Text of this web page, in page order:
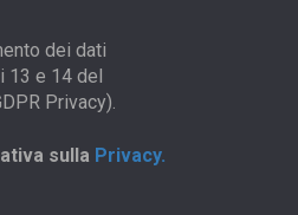
dei dati
e 14 del
Privacy).
sulla Privacy.